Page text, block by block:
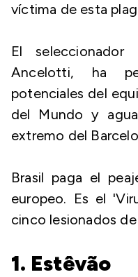
víctima de esta
El
Ancelotti, ha
potenciales del
del Mundo y
extremo del
Brasil paga el
europeo. Es el
cinco lesionados
1. Estêvão